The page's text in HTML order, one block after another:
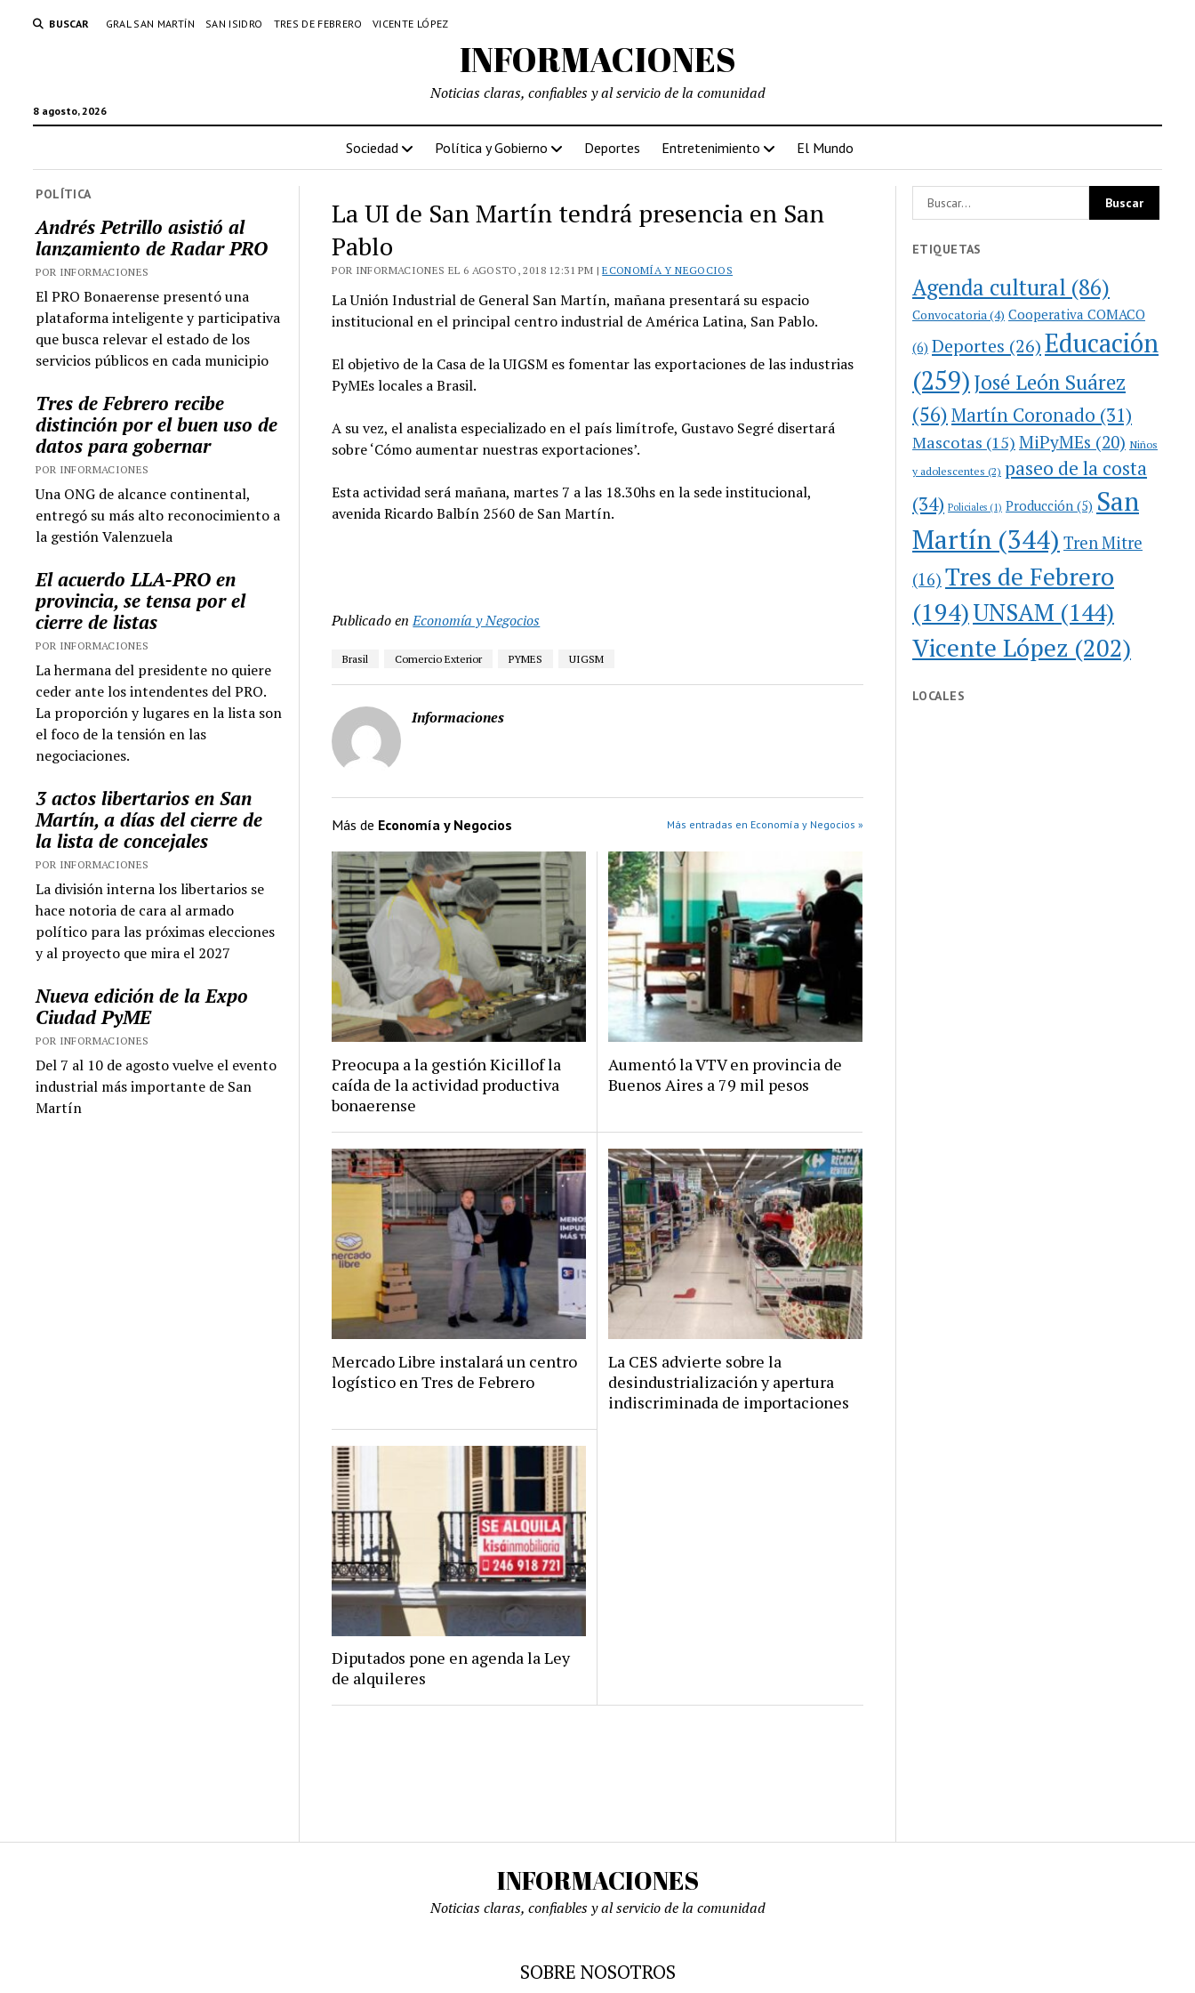
BUSCAR GRAL SAN MARTÍN SAN ISIDRO TRES DE FEBRERO VICENTE LÓPEZ
INFORMACIONES
8 agosto, 2026
Noticias claras, confiables y al servicio de la comunidad
Sociedad Política y Gobierno Deportes Entretenimiento El Mundo
POLÍTICA
Andrés Petrillo asistió al
lanzamiento de Radar PRO
POR INFORMACIONES
El PRO Bonaerense presentó una
plataforma inteligente y participativa
que busca relevar el estado de los
servicios públicos en cada municipio
Tres de Febrero recibe
distinción por el buen uso de
datos para gobernar
POR INFORMACIONES
Una ONG de alcance continental,
entregó su más alto reconocimiento a
la gestión Valenzuela
El acuerdo LLA-PRO en
provincia, se tensa por el
cierre de listas
POR INFORMACIONES
La hermana del presidente no quiere
ceder ante los intendentes del PRO.
La proporción y lugares en la lista son
el foco de la tensión en las
negociaciones.
3 actos libertarios en San
Martín, a días del cierre de
la lista de concejales
POR INFORMACIONES
La división interna los libertarios se
hace notoria de cara al armado
político para las próximas elecciones
y al proyecto que mira el 2027
Nueva edición de la Expo
Ciudad PyME
POR INFORMACIONES
Del 7 al 10 de agosto vuelve el evento
industrial más importante de San
Martín
La UI de San Martín tendrá presencia en San
Pablo
POR INFORMACIONES EL 6 AGOSTO, 2018 12:31 PM |ECONOMÍA Y NEGOCIOS
La Unión Industrial de General San Martín, mañana presentará su espacio
institucional en el principal centro industrial de América Latina, San Pablo.
El objetivo de la Casa de la UIGSM es fomentar las exportaciones de las industrias
PyMEs locales a Brasil.
A su vez, el analista especializado en el país limítrofe, Gustavo Segré disertará
sobre ‘Cómo aumentar nuestras exportaciones’.
Esta actividad será mañana, martes 7 a las 18.30hs en la sede institucional,
avenida Ricardo Balbín 2560 de San Martín.
Publicado en Economía y Negocios
Brasil Comercio Exterior PYMES UIGSM
Informaciones
Más de Economía y Negocios Más entradas en Economía y Negocios »
Preocupa a la gestión Kicillof la
caída de la actividad productiva
bonaerense
Aumentó la VTV en provincia de
Buenos Aires a 79 mil pesos
Mercado Libre instalará un centro
logístico en Tres de Febrero
La CES advierte sobre la
desindustrialización y apertura
indiscriminada de importaciones
Diputados pone en agenda la Ley
de alquileres
ETIQUETAS
Agenda cultural (86)
Convocatoria (4) Cooperativa COMACO
(6) Deportes (26)Educación
(259)José León Suárez
(56)Martín Coronado (31)
Mascotas (15) MiPyMEs (20) Niños
y adolescentes (2) paseo de la costa
(34) Policiales (1) Producción (5) San
Martín (344) Tren Mitre
(16) Tres de Febrero
(194)UNSAM (144)
Vicente López (202)
LOCALES
INFORMACIONES
Noticias claras, confiables y al servicio de la comunidad
SOBRE NOSOTROS